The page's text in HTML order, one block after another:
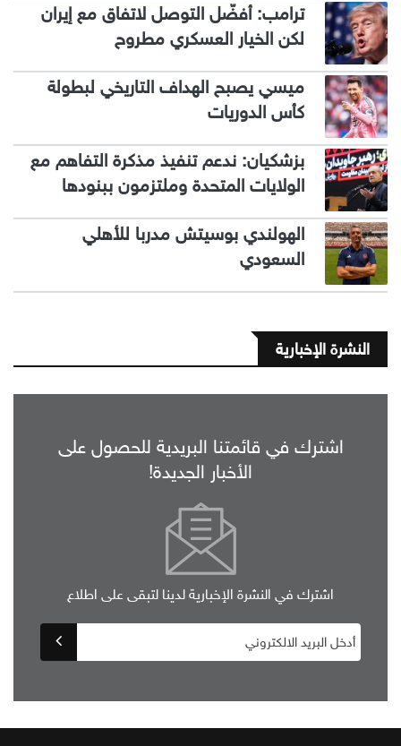
ترامب: أفضّل التوصل لاتفاق مع إيران
لكن الخيار العسكري مطروح
ميسي يصبح الهداف التاريخي لبطولة
كأس الدوريات
بزشكيان: ندعم تنفيذ مذكرة التفاهم مع
الولايات المتحدة وملتزمون ببنودها
الهولندي بوسيتش مدربا للأهلي
السعودي
النشرة الإخبارية
اشترك في قائمتنا البريدية للحصول على
الأخبار الجديدة!
اشترك في النشرة الإخبارية لدينا لتبقى على اطلاع